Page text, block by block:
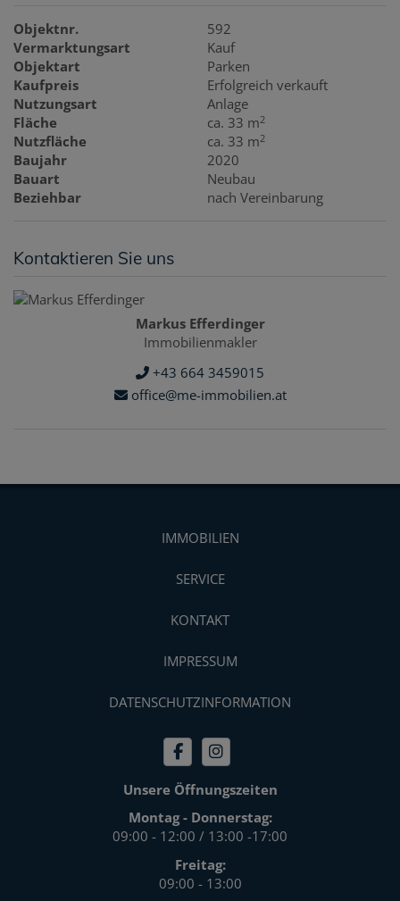
Objektnr.
592
Vermarktungsart
Kauf
Objektart
Parken
Kaufpreis
Erfolgreich verkauft
Nutzungsart
Anlage
Fläche
ca. 33 m2
Nutzfläche ca. 33 m2
Baujahr
2020
Bauart
Neubau
Beziehbar
nach Vereinbarung
Kontaktieren Sie uns
Markus Efferdinger
Immobilienmakler
+43 664 3459015
office@me-immobilien.at
IMMOBILIEN
SERVICE
KONTAKT
IMPRESSUM
DATENSCHUTZINFORMATION
Unsere Öffnungszeiten
Montag - Donnerstag:
09:00 - 12:00 / 13:00 -17:00
Freitag:
09:00 - 13:00